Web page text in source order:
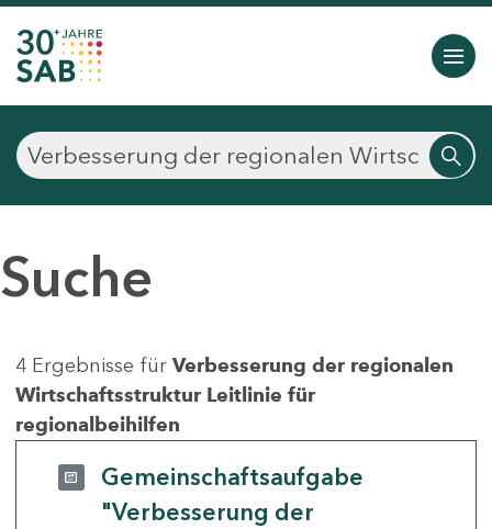
Suche
4 Ergebnisse für Verbesserung der regionalen
Wirtschaftsstruktur Leitlinie für
regionalbeihilfen
Gemeinschaftsaufgabe
"Verbesserung der